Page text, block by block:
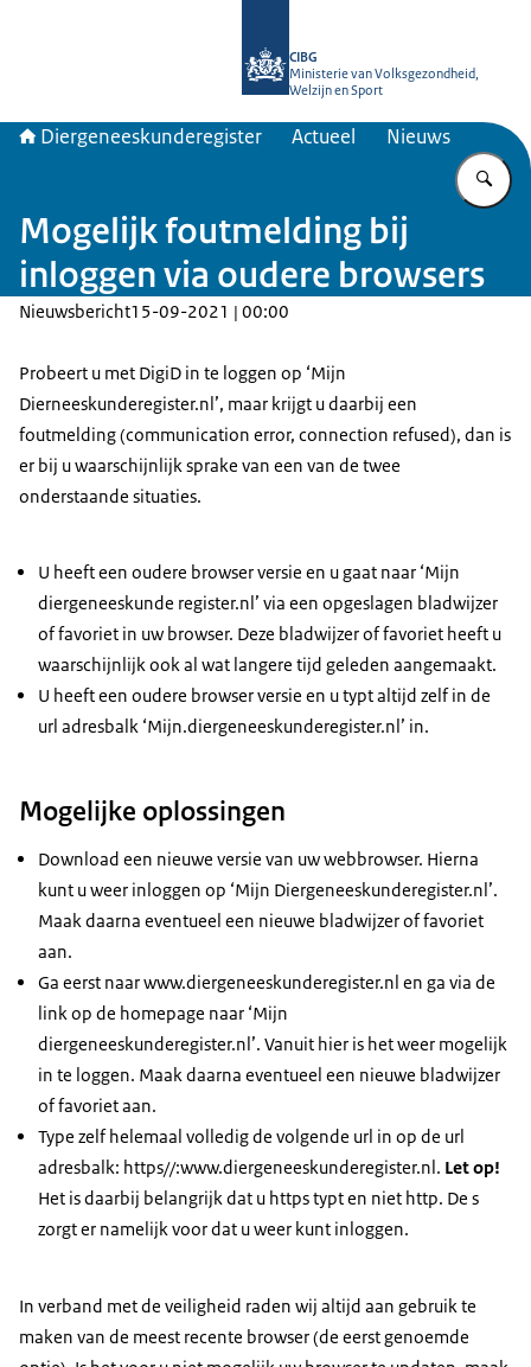
CIBG
Ministerie van Volksgezondheid,
Welzijn en Sport
Diergeneeskunderegister Actueel Nieuws
Mogelijk foutmelding bij
inloggen via oudere browsers
Nieuwsbericht15-09-2021 | 00:00
Probeert u met DigiD in te loggen op ‘Mijn
Dierneeskunderegister.nl’, maar krijgt u daarbij een
foutmelding (communication error, connection refused), dan is
er bij u waarschijnlijk sprake van een van de twee
onderstaande situaties.
U heeft een oudere browser versie en u gaat naar ‘Mijn
diergeneeskunde register.nl’ via een opgeslagen bladwijzer
of favoriet in uw browser. Deze bladwijzer of favoriet heeft u
waarschijnlijk ook al wat langere tijd geleden aangemaakt.
U heeft een oudere browserversie en u typt altijd zelf in de
url adresbalk ‘Mijn.diergeneeskunderegister.nl’ in.
Mogelijke oplossingen
Download een nieuwe versie van uw webbrowser. Hierna
kunt u weer inloggen op ‘Mijn Diergeneeskunderegister.nl’.
Maak daarna eventueel een nieuwe bladwijzer of favoriet
aan.
Ga eerst naar www.diergeneeskunderegister.nl en ga via de
link op de homepage naar ‘Mijn
diergeneeskunderegister.nl’. Vanuit hier is het weer mogelijk
in te loggen. Maak daarna eventueel een nieuwe bladwijzer
of favoriet aan.
Type zelf helemaal volledig de volgende url in op de url
adresbalk: https//:www.diergeneeskunderegister.nl. Let op!
Het is daarbij belangrijk dat u https typt en niet http. De s
zorgt er namelijk voor dat u weer kunt inloggen.
In verband met de veiligheid raden wij altijd aan gebruik te
maken van de meest recente browser (de eerst genoemde